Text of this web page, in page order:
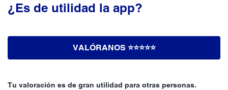
¿Es de utilidad la app?
VALÓRANOS ⭐️⭐️⭐️⭐️⭐️
Tu valoración es de gran utilidad para otras personas.